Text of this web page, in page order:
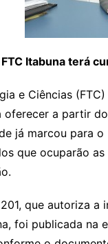
FTC Itabuna terá
e Ciências
oferecer a partir
já marcou para
que ocuparão
que autoriza
foi publicada na